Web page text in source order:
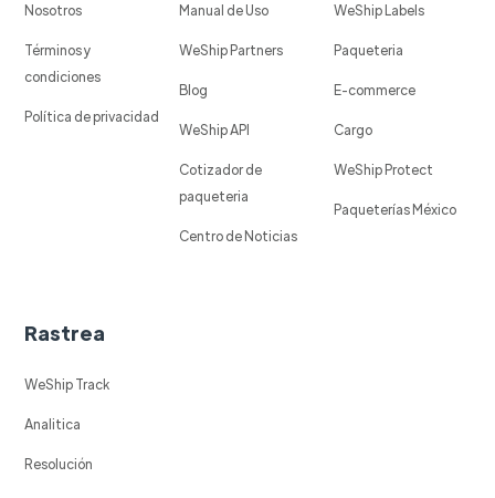
Nosotros
Términos y
condiciones
Política de privacidad
Manual de Uso
WeShip Partners
Blog
WeShip API
Cotizador de
paqueteria
Centro de Noticias
WeShip Labels
Paqueteria
E-commerce
Cargo
WeShip Protect
Paqueterías México
Rastrea
WeShip Track
Analitica
Resolución